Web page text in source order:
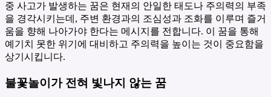
중 사고가 발생하는 꿈은 현재의 안일한 태도나 주의력의 부족
을 경각시키는데, 주변 환경과의 조심성과 조화를 이루며 즐거
움을 향해 나아가야 한다는 메시지를 전합니다. 이 꿈을 통해
예기치 못한 위기에 대비하고 주의력을 높이는 것이 중요함을
상기시킵니다.
불꽃놀이가 전혀 빛나지 않는 꿈